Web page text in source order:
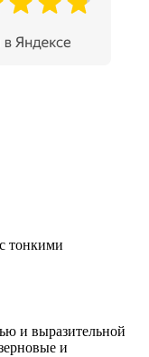
тонкими
и выразительной
и